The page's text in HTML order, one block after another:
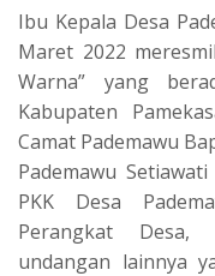
Ibu Kepala Desa
Maret 2022
Warna” yang
Kabupaten
Camat Pademawu
Pademawu
PKK Desa
Perangkat Desa,
undangan lainnya